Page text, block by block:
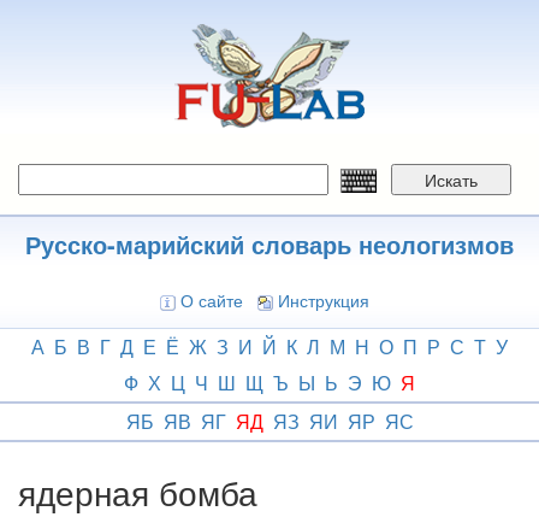
Искать
Русско-марийский словарь неологизмов
О сайте Инструкция
А Б В Г Д Е Ё Ж З И Й К Л М Н О П Р С Т У
Ф Х Ц Ч Ш Щ Ъ Ы Ь Э Ю Я
ЯБ ЯВ ЯГ ЯД ЯЗ ЯИ ЯР ЯС
ядерная бомба